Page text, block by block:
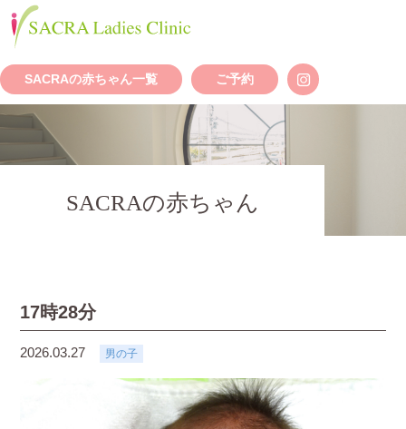
SACRAの赤ちゃん一覧 ご予約
SACRAの赤ちゃん
17時28分
2026.03.27 男の子